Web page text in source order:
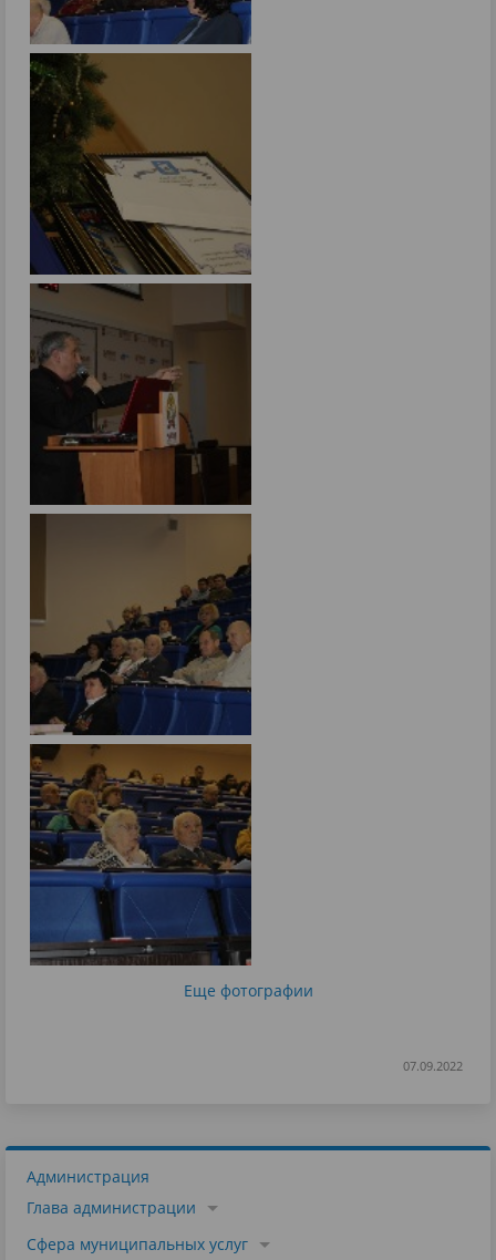
Еще фотографии
07.09.2022
Администрация
Глава администрации
Сфера муниципальных услуг